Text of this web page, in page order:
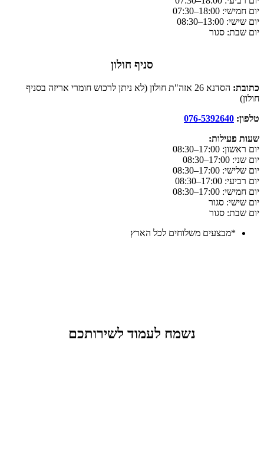
יום חמישי: 18:00–07:30
יום שישי: 13:00–08:30
יום שבת: סגור
סניף חולון
כתובת:
הסדנא 26 אזה"ת חולון (לא ניתן לרכוש חומרי אריזה בסניף
חולון)
טלפון: 076-5392640
שעות פעילות:
יום ראשון: 17:00–08:30
יום שני: 17:00–08:30
יום שלישי: 17:00–08:30
יום רביעי: 17:00–08:30
יום חמישי: 17:00–08:30
יום שישי: סגור
יום שבת: סגור
*מבצעים משלוחים לכל הארץ
נשמח לעמוד לשירותכם